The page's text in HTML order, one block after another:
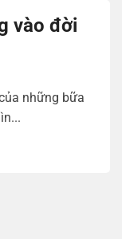
vào đời
những bữa